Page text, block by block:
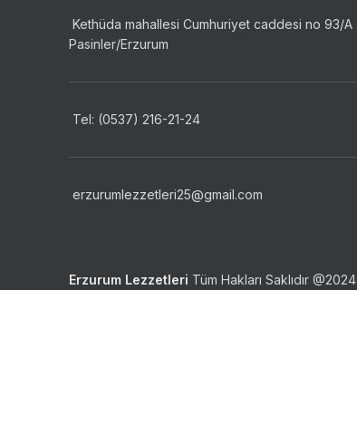
Kethüda mahallesi Cumhuriyet caddesi no 93/A
Pasinler/Erzurum
Tel: (0537) 216-21-24
erzurumlezzetleri25@gmail.com
Erzurum Lezzetleri Tüm Hakları Saklıdır @2024